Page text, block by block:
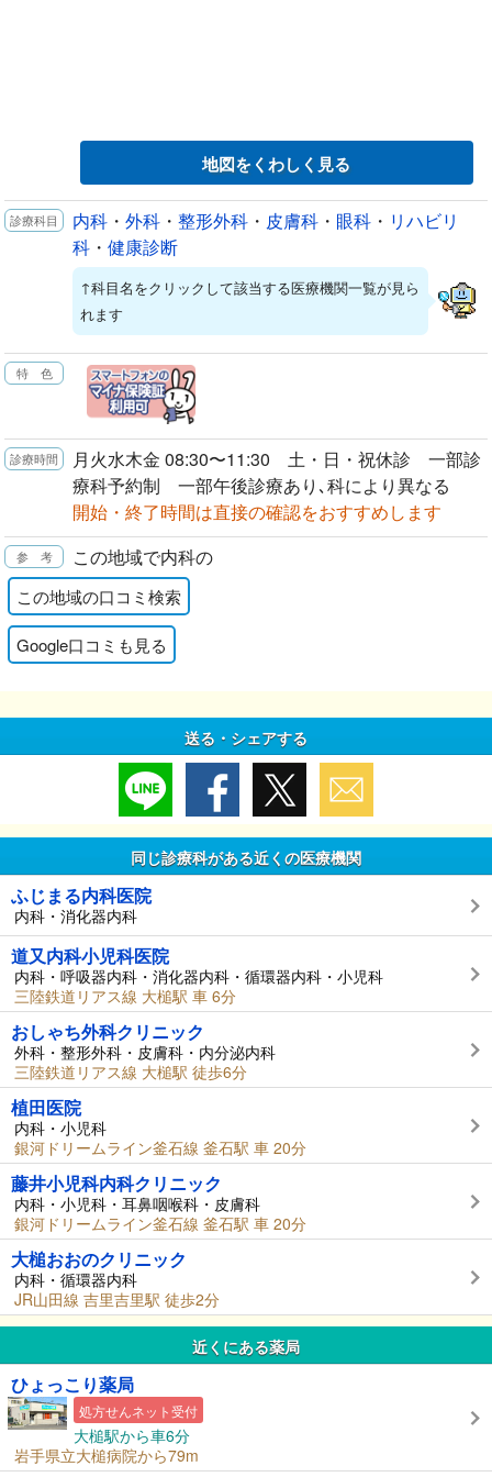
地図をくわしく見る
内科 ・ 外科 ・ 整形外科 ・ 皮膚科 ・ 眼科 ・ リハビリ
科 ・ 健康診断
↑科目名をクリックして該当する医療機関一覧が見ら
れます
月火水木金 08:30〜11:30 土・日・祝休診 一部診
療科予約制 一部午後診療あり､科により異なる
開始・終了時間は直接の確認をおすすめします
この地域で内科の
この地域の口コミ検索
Google口コミも見る
送る・シェアする
同じ診療科がある近くの医療機関
ふじまる内科医院
内科・消化器内科
道又内科小児科医院
内科・呼吸器内科・消化器内科・循環器内科・小児科
三陸鉄道リアス線 大槌駅 車 6分
おしゃち外科クリニック
外科・整形外科・皮膚科・内分泌内科
三陸鉄道リアス線 大槌駅 徒歩6分
植田医院
内科・小児科
銀河ドリームライン釜石線 釜石駅 車 20分
藤井小児科内科クリニック
内科・小児科・耳鼻咽喉科・皮膚科
銀河ドリームライン釜石線 釜石駅 車 20分
大槌おおのクリニック
内科・循環器内科
JR山田線 吉里吉里駅 徒歩2分
近くにある薬局
ひょっこり薬局
処方せんネット受付
大槌駅から車6分
岩手県立大槌病院から79m